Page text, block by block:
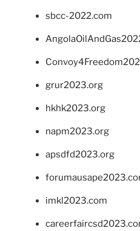
sbcc-2022.com
grur2023.org
hkhk2023.org
napm2023.org
apsdfd2023.org
imkl2023.com